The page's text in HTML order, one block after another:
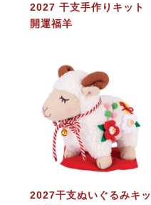
2027 干支手作りキット
開運福羊
2027干支ぬいぐるみキッ